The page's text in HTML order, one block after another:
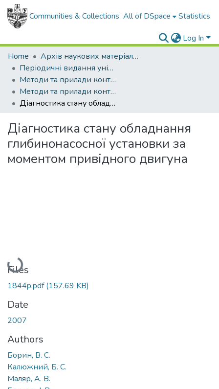
Communities & Collections All of DSpace Statistics
Log In
Home
Архів наукових матеріалів
Періодичні видання університету
Методи та прилади контролю якості
Методи та прилади контролю якості - 2007 - №19
Діагностика стану обладнання глибинонасосної установки за моментом привідного двигуна
Діагностика стану обладнання
глибинонасосної установки за
моментом привідного двигуна
Loading...
Files
1844p.pdf(157.69 KB)
Date
2007
Authors
Борин, В. С.
Калюжний, Б. С.
Маляр, А. В.